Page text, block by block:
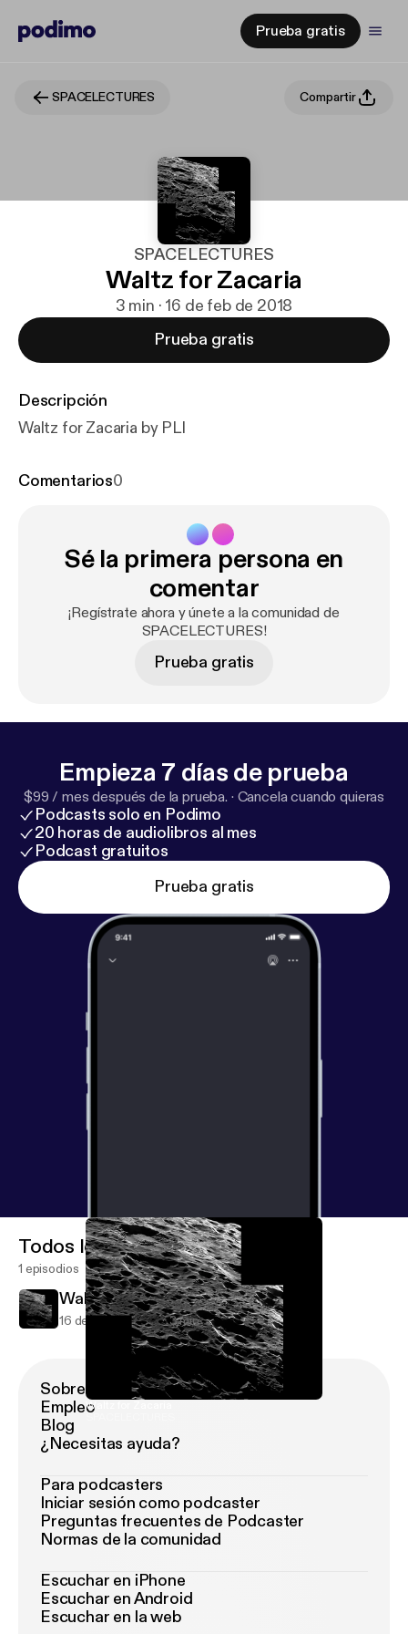
Prueba gratis
SPACELECTURES Compartir
SPACELECTURES
Waltz for Zacaria
3 min · 16 de feb de 2018
Prueba gratis
Descripción
Waltz for Zacaria by PLI
Comentarios0
Sé la primera persona en
comentar
¡Regístrate ahora y únete a la comunidad de
SPACELECTURES!
Prueba gratis
Empieza 7 días de prueba
$99 / mes después de la prueba. · Cancela cuando quieras
Podcasts solo en Podimo
20 horas de audiolibros al mes
Podcast gratuitos
Prueba gratis
Waltz for Zacaria
Todos los episodios
1 episodios
Waltz for Zacaria
16 de feb de 2018 3 min
Sobre Podimo
Empleo
Blog
¿Necesitas ayuda?
Para podcasters
Iniciar sesión como podcaster
Preguntas frecuentes de Podcaster
Normas de la comunidad
Escuchar en iPhone
Escuchar en Android
Escuchar en la web